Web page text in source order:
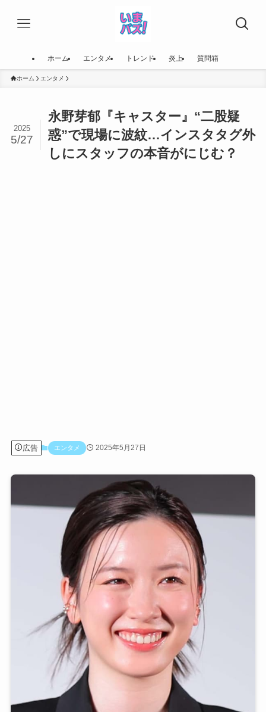
ホーム エンタメ トレンド 炎上 質問箱
ホーム エンタメ
永野芽郁『キャスター』“二股疑
惑”で現場に波紋…インスタタグ外
しにスタッフの本音がにじむ？
2025
5/27
広告 エンタメ 2025年5月27日